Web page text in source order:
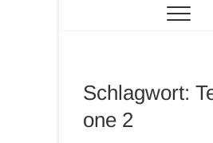
Schlagwort:
one 2